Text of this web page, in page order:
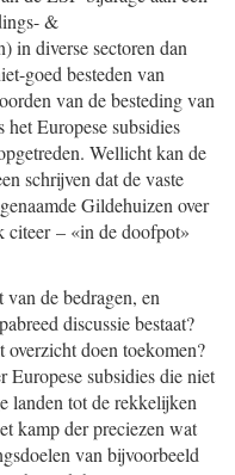
&
in diverse sectoren dan
goed besteden van
van de besteding van
het Europese subsidies
Wellicht kan de
schrijven dat de vaste
Gildehuizen over
citeer – «in de doofpot»
van de bedragen, en
discussie bestaat?
doen toekomen?
Europese subsidies die niet
landen tot de rekkelijken
kamp der preciezen wat
van bijvoorbeeld